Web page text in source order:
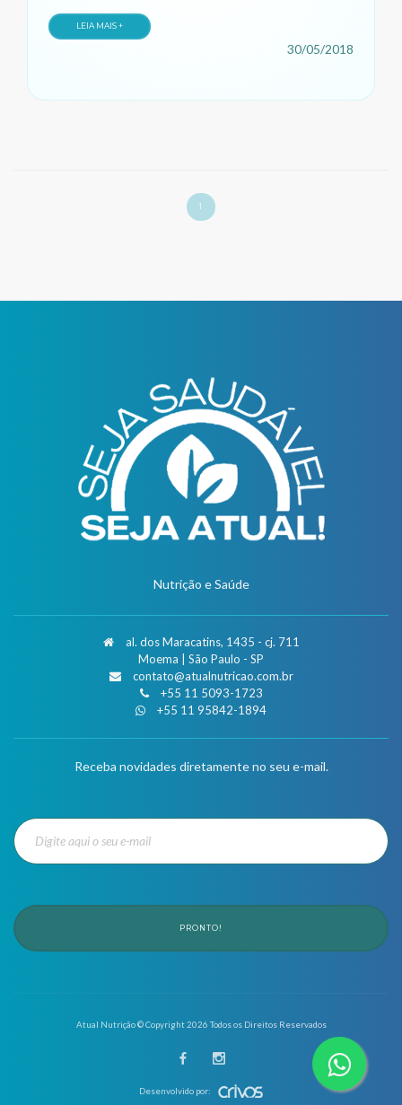
LEIA MAIS +
30/05/2018
1
Nutrição e Saúde
al. dos Maracatins, 1435 - cj. 711
Moema | São Paulo - SP
contato@atualnutricao.com.br
+55 11 5093-1723
+55 11 95842-1894
Receba novidades diretamente no seu e-mail.
PRONTO!
Atual Nutrição © Copyright2026 Todos os Direitos Reservados
Desenvolvido por: